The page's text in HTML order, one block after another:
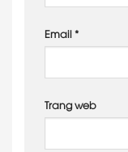
Email *
Trang web